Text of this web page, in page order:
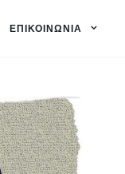
ΕΠΙΚΟΙΝΩΝΊΑ